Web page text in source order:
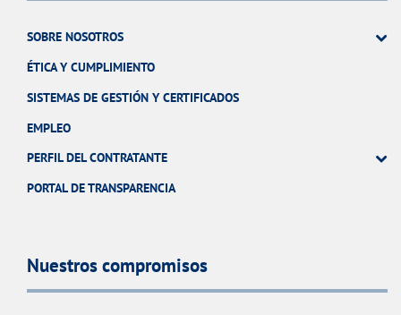
SOBRE NOSOTROS
ÉTICA Y CUMPLIMIENTO
SISTEMAS DE GESTIÓN Y CERTIFICADOS
EMPLEO
PERFIL DEL CONTRATANTE
PORTAL DE TRANSPARENCIA
Nuestros compromisos